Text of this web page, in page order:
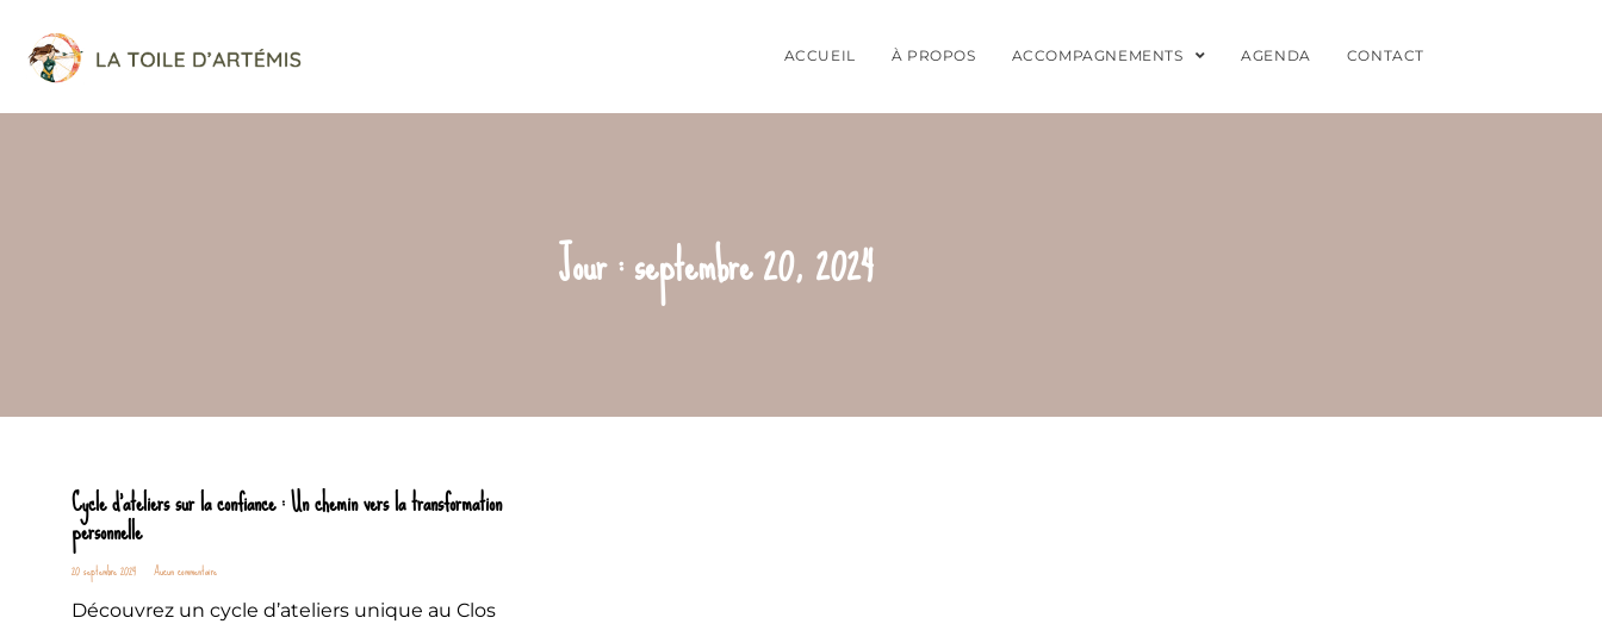
ACCUEIL À PROPOS ACCOMPAGNEMENTS AGENDA CONTACT
Jour : septembre 20, 2024
Cycle d’ateliers sur la confiance : Un chemin vers la transformation
personnelle
20 septembre 2024 Aucun commentaire
Découvrez un cycle d’ateliers unique au Clos